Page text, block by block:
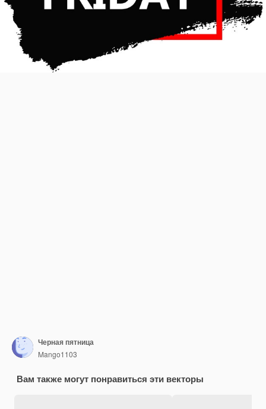
Черная пятница
Mango1103
Вам также могут понравиться эти векторы